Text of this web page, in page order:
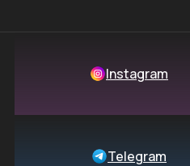
Instagram
Telegram